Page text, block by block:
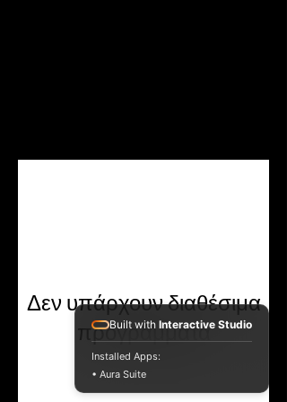
Δεν υπάρχουν διαθέσιμα
προγράμματα
Built with Interactive Studio
Installed Apps:
• Aura Suite